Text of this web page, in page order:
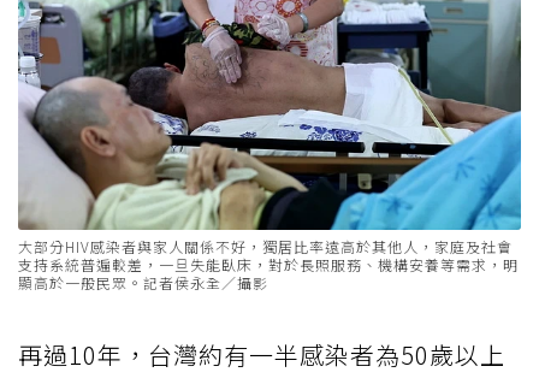
大部分HIV感染者與家人關係不好，獨居比率遠高於其他人，家庭及社會
支持系統普遍較差，一旦失能臥床，對於長照服務、機構安養等需求，明
顯高於一般民眾。記者侯永全／攝影
再過10年，台灣約有一半感染者為50歲以上